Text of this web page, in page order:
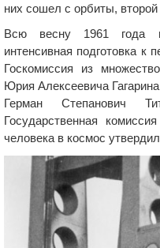
них сошел с орбиты,
Всю весну 1961 года
интенсивная подготовка к
Госкомиссия из
Юрия Алексеевича
Герман Степанович
Государственная
человека в космос